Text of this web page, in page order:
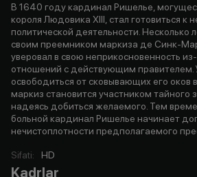
В 1640 году кардинал Ришелье,
короля Людовика XIII, стал готовиться к
политической деятельности. Несколько
своим преемником маркиза де Синк-
уверовал в свою неприкосновенность
отношений с действующим правителем.
освободиться от сковывающих его оков
маркиз становится участником тайного
надеясь добиться желаемого. Тем
больной кардинал Ришелье начинает
нечистоплотности предполагаемого
Sifati: HD
Kadrlar